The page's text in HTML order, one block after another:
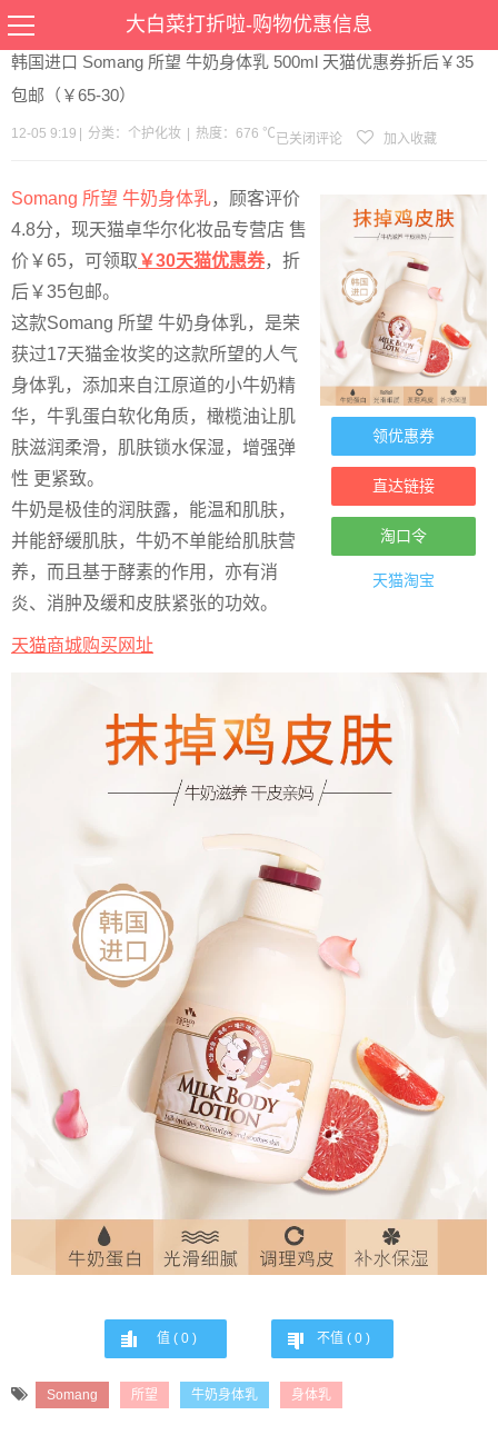
大白菜打折啦-购物优惠信息
当前位置： 优惠>个护化妆>文章详情
韩国进口 Somang 所望 牛奶身体乳 500ml 天猫优惠券折后￥35
包邮（￥65-30）
12-05 9:19 分类： 个护化妆 热度：676 ℃ 已关闭评论 加入收藏
领优惠券
直达链接
淘口令
天猫淘宝
Somang 所望 牛奶身体乳，顾客评价
4.8分，现天猫卓华尔化妆品专营店 售
价￥65，可领取 ￥30天猫优惠券，折
后￥35包邮。
这款Somang 所望 牛奶身体乳，是荣
获过17天猫金妆奖的这款所望的人气
身体乳，添加来自江原道的小牛奶精
华，牛乳蛋白软化角质，橄榄油让肌
肤滋润柔滑，肌肤锁水保湿，增强弹
性 更紧致。
牛奶是极佳的润肤露，能温和肌肤，
并能舒缓肌肤，牛奶不单能给肌肤营
养，而且基于酵素的作用，亦有消
炎、消肿及缓和皮肤紧张的功效。
天猫商城购买网址
值 ( 0 ) 不值 ( 0 )
Somang 所望 牛奶身体乳 身体乳